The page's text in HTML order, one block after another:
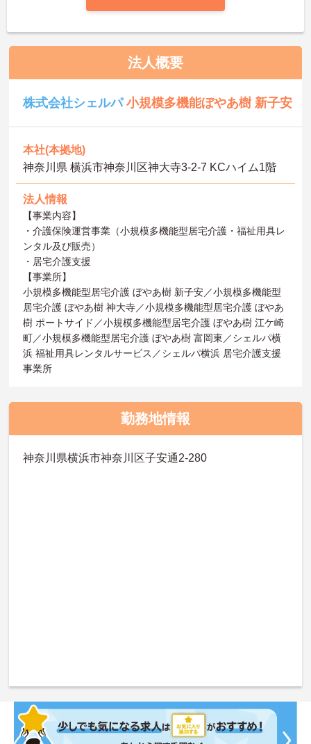
法人概要
株式会社シェルパ小規模多機能ぼやあ樹 新子安
本社(本拠地)
神奈川県 横浜市神奈川区神大寺3-2-7 KCハイム1階
法人情報
【事業内容】
・介護保険運営事業（小規模多機能型居宅介護・福祉用具レ
ンタル及び販売）
・居宅介護支援
【事業所】
小規模多機能型居宅介護 ぼやあ樹 新子安／小規模多機能型
居宅介護 ぼやあ樹 神大寺／小規模多機能型居宅介護 ぼやあ
樹 ポートサイド／小規模多機能型居宅介護 ぼやあ樹 江ケ崎
町／小規模多機能型居宅介護 ぼやあ樹 富岡東／シェルパ横
浜 福祉用具レンタルサービス／シェルパ横浜 居宅介護支援
事業所
勤務地情報
神奈川県横浜市神奈川区子安通2-280